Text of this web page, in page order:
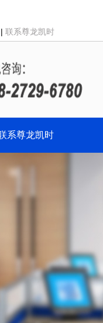
联系尊龙凯时
系尊龙凯时